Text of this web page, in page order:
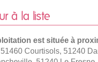
à la liste
est située à
Courtisols, 51240